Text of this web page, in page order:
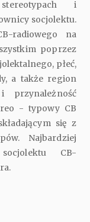
i
socjolektu.
radiowego na
poprzez
płeć,
a także region
przynależność
- typowy CB
się z
Najbardziej
CB-